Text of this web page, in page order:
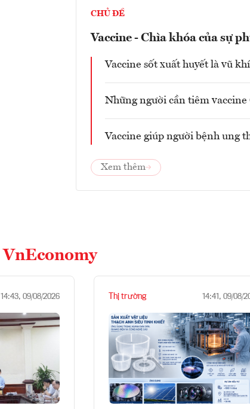
CHỦ ĐỀ
Vaccine - Chìa khóa của sự
Vaccine sốt xuất huyết là vũ
Những người cần tiêm
Vaccine giúp người bệnh ung
Xem thêm
VnEconomy
14:43, 09/08/2026 Thị trường 14:41, 09/08/